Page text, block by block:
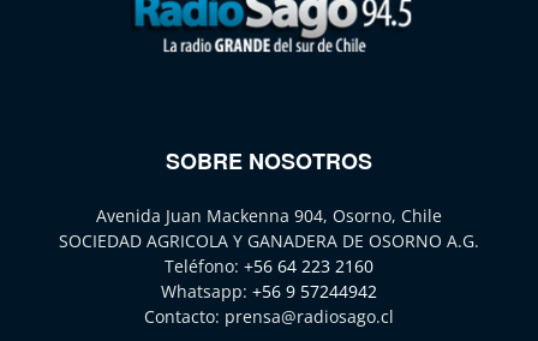
SOBRE NOSOTROS
Avenida Juan Mackenna 904, Osorno, Chile
SOCIEDAD AGRICOLA Y GANADERA DE OSORNO A.G.
Teléfono: +56 64 223 2160
Whatsapp: +56 9 57244942
Contacto: prensa@radiosago.cl